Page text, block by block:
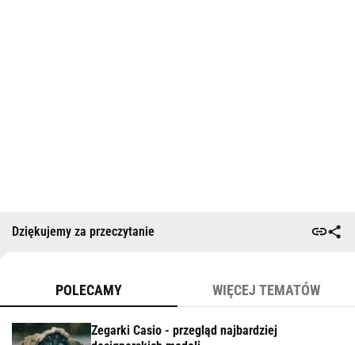
Dziękujemy za przeczytanie
POLECAMY WIĘCEJ TEMATÓW
Zegarki Casio - przegląd najbardziej